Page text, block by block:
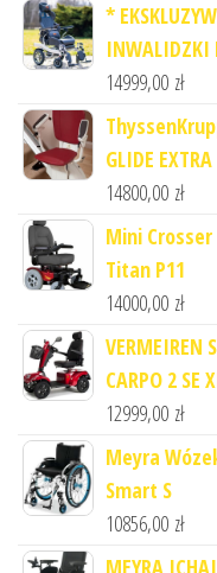
*
INWALIDZKI
14999,00 zł
GLIDE EXTRA
14800,00 zł
Mini
Titan P11
14000,00 zł
VERMEIREN
CARPO 2 SE
12999,00 zł
Meyra
Smart S
10856,00 zł